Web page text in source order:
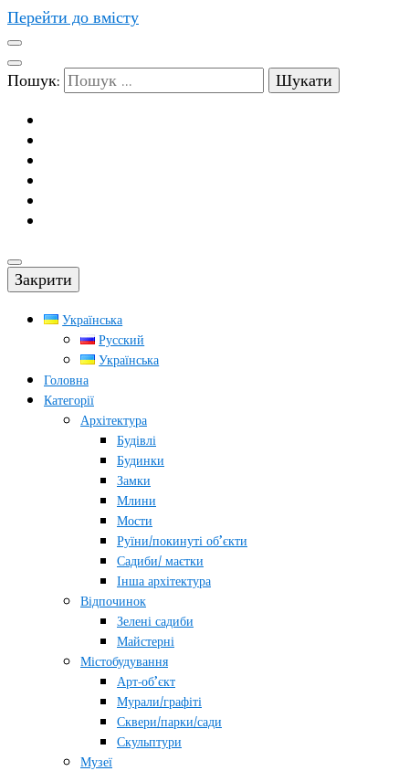
Перейти до вмісту
Пошук:
Закрити
Українська
Русский
Українська
Головна
Категорії
Архітектура
Будівлі
Будинки
Замки
Млини
Мости
Руїни/покинуті об’єкти
Садиби/ маєтки
Інша архітектура
Відпочинок
Зелені садиби
Майстерні
Містобудування
Арт-об’єкт
Мурали/графіті
Сквери/парки/сади
Скульптури
Музеї